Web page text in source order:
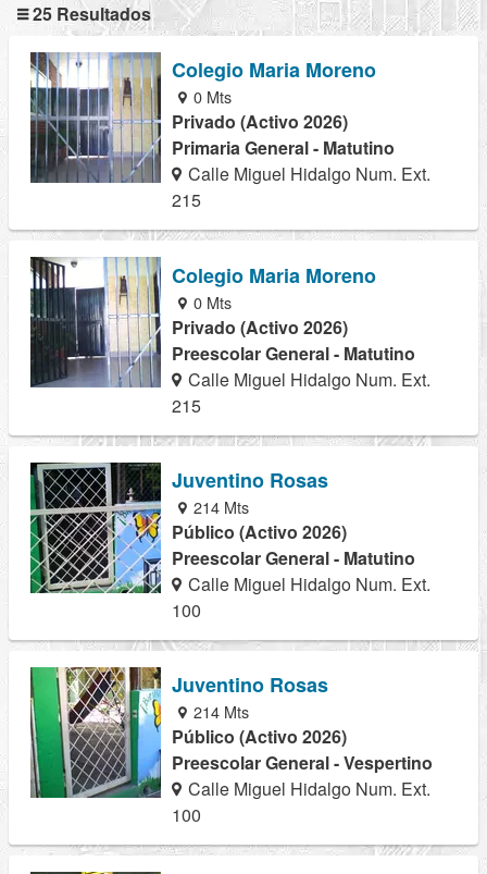
25 Resultados
Colegio Maria Moreno
0 Mts
Privado (Activo 2026)
Primaria General - Matutino
Calle Miguel Hidalgo Num. Ext.
215
Colegio Maria Moreno
0 Mts
Privado (Activo 2026)
Preescolar General - Matutino
Calle Miguel Hidalgo Num. Ext.
215
Juventino Rosas
214 Mts
Público (Activo 2026)
Preescolar General - Matutino
Calle Miguel Hidalgo Num. Ext.
100
Juventino Rosas
214 Mts
Público (Activo 2026)
Preescolar General - Vespertino
Calle Miguel Hidalgo Num. Ext.
100